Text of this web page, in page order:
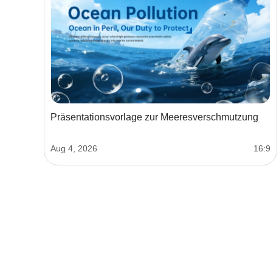
Präsentationsvorlage zur Meeresverschmutzung
Aug 4, 2026 16:9